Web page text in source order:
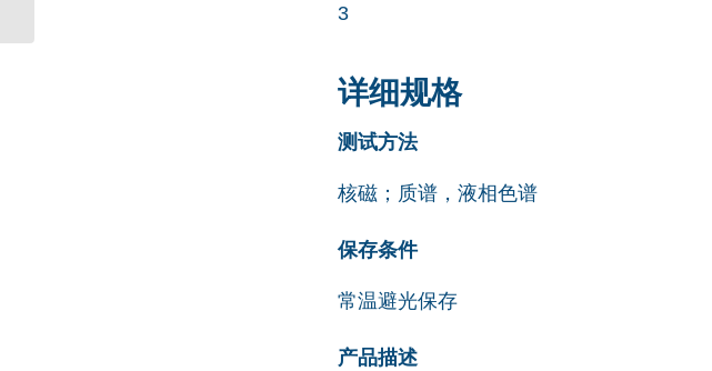
3
详细规格
测试方法
核磁；质谱，液相色谱
保存条件
常温避光保存
产品描述